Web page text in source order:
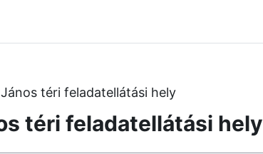
téri feladatellátási hely
téri feladatellátási hely